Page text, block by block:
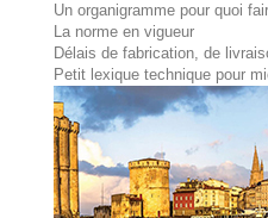
Un organigramme pour quoi
La norme en vigueur
Délais de fabrication, de
Petit lexique technique pour
LIGNE